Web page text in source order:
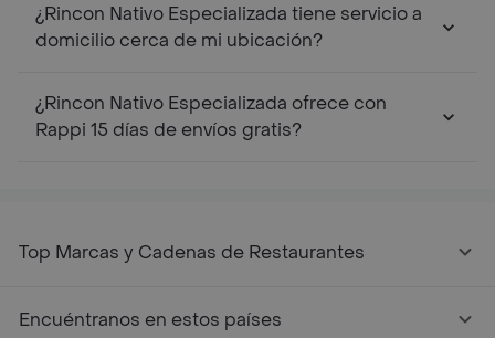
¿Rincon Nativo Especializada tiene servicio a
domicilio cerca de mi ubicación?
¿Rincon Nativo Especializada ofrece con
Rappi 15 días de envíos gratis?
Top Marcas y Cadenas de Restaurantes
Encuéntranos en estos países